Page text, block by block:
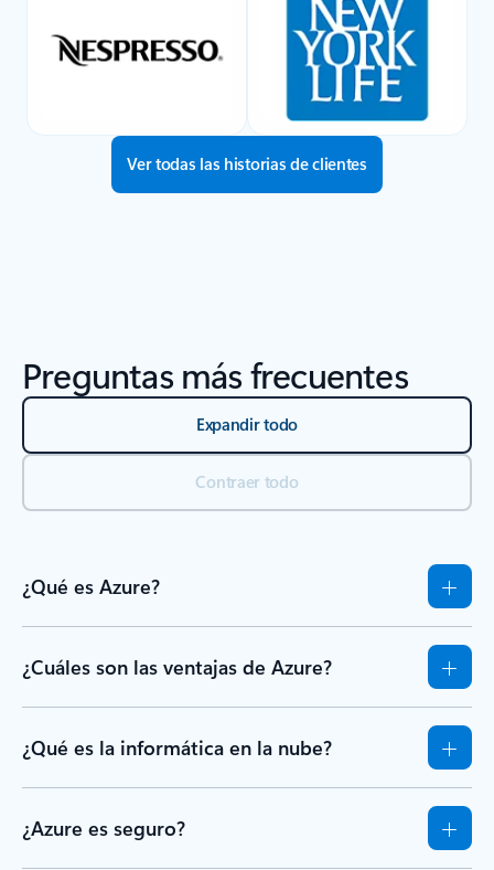
Ver todas las historias de clientes
Preguntas más frecuentes
Expandir todo
Contraer todo
¿Qué es Azure?
¿Cuáles son las ventajas de Azure?
¿Qué es la informática en la nube?
¿Azure es seguro?